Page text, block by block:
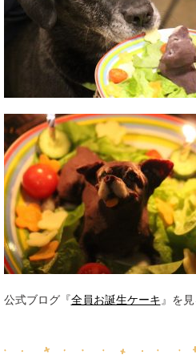
公式ブログ『全員お誕生ケーキ 』を